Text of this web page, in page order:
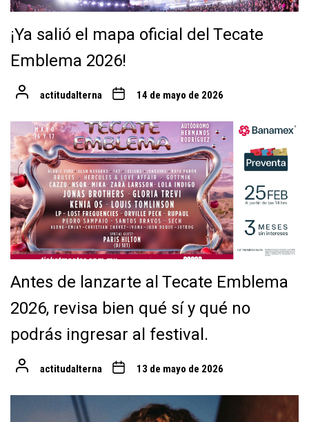
¡Ya salió el mapa oficial del Tecate
Emblema 2026!
actitudalterna 14 de mayo de 2026
Antes de lanzarte al Tecate Emblema
2026, revisa bien qué sí y qué no
podrás ingresar al festival.
actitudalterna 13 de mayo de 2026